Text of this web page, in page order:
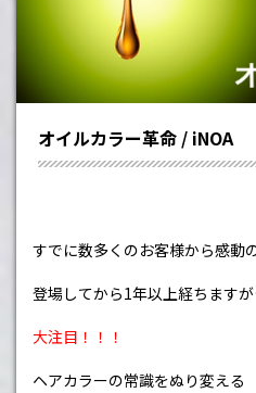
オイルカラー革命 / iNOA
すでに数多くのお客様から感動
登場してから1年以上経ちますが
大注目！！！
ヘアカラーの常識をぬり変える